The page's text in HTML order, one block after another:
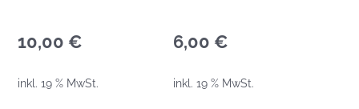
10,00 €
inkl. 19 % MwSt.
6,00 €
inkl. 19 % MwSt.